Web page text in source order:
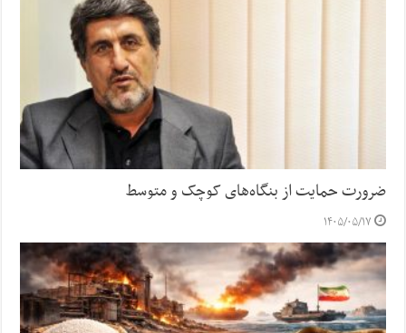
ضرورت حمایت از بنگاه‌های کوچک و متوسط
۱۴۰۵/۰۵/۱۷